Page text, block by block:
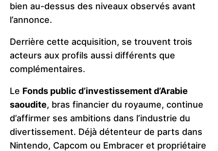
bien au-dessus des niveaux observés avant
l’annonce.
Derrière cette acquisition, se trouvent trois
acteurs aux profils aussi différents que
complémentaires.
Le Fonds public d’investissement d’Arabie
saoudite, bras financier du royaume, continue
d’affirmer ses ambitions dans l’industrie du
divertissement. Déjà détenteur de parts dans
Nintendo, Capcom ou Embracer et propriétaire